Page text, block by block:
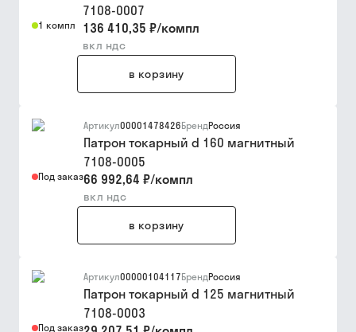
1 компл
7108-0007
136 410,35 ₽/компл
вкл ндс
в корзину
Под заказ
Артикул00001478426БрендРоссия
Патрон токарный d 160 магнитный
7108-0005
66 992,64 ₽/компл
вкл ндс
в корзину
Под заказ
Артикул00000104117БрендРоссия
Патрон токарный d 125 магнитный
7108-0003